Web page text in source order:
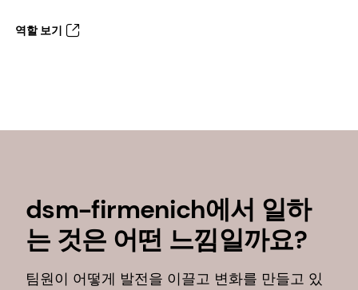
역할 보기
dsm-firmenich에서 일하
는 것은 어떤 느낌일까요?
팀원이 어떻게 발전을 이끌고 변화를 만들고 있